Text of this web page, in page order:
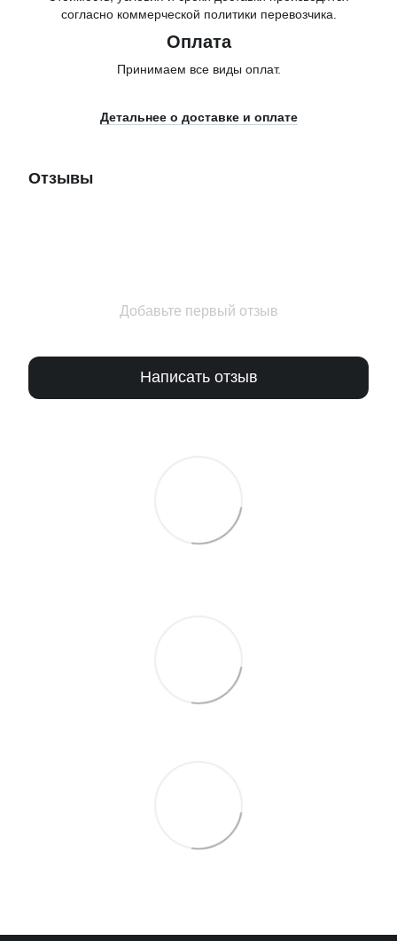
согласно коммерческой политики перевозчика.
Оплата
Принимаем все виды оплат.
Детальнее о доставке и оплате
Отзывы
Добавьте первый отзыв
Написать отзыв